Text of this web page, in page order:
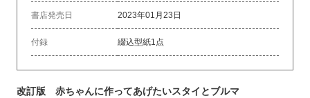
書店発売日 2023年01月23日
付録 綴込型紙1点
改訂版 赤ちゃんに作ってあげたいスタイとブルマ